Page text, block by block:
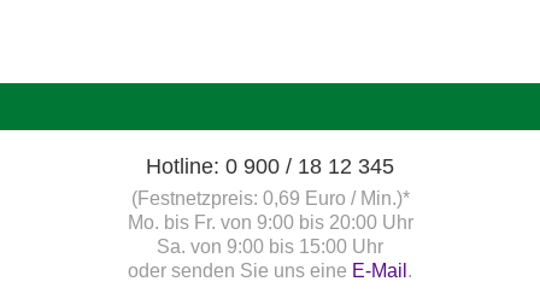
Hotline: 0 900 / 18 12 345
(Festnetzpreis: 0,69 Euro / Min.)*
Mo. bis Fr. von 9:00 bis 20:00 Uhr
Sa. von 9:00 bis 15:00 Uhr
oder senden Sie uns eine E-Mail .